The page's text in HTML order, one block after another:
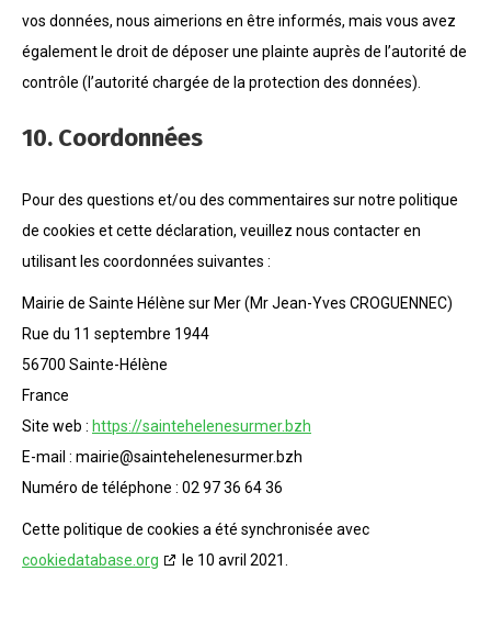
vos données, nous aimerions en être informés, mais vous avez
également le droit de déposer une plainte auprès de l’autorité de
contrôle (l’autorité chargée de la protection des données).
10. Coordonnées
Pour des questions et/ou des commentaires sur notre politique
de cookies et cette déclaration, veuillez nous contacter en
utilisant les coordonnées suivantes :
Mairie de Sainte Hélène sur Mer (Mr Jean-Yves CROGUENNEC)
Rue du 11 septembre 1944
56700 Sainte-Hélène
France
Site web : https://saintehelenesurmer.bzh
E-mail : mairie@saintehelenesurmer.bzh
Numéro de téléphone : 02 97 36 64 36
Cette politique de cookies a été synchronisée avec
cookiedatabase.org
le 10 avril 2021.